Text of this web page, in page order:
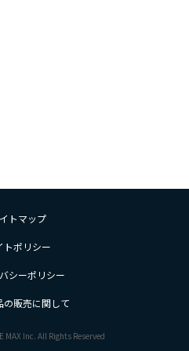
トマップ
トポリシー
シーポリシー
の販売に関して
Inc. All Rights Reserved